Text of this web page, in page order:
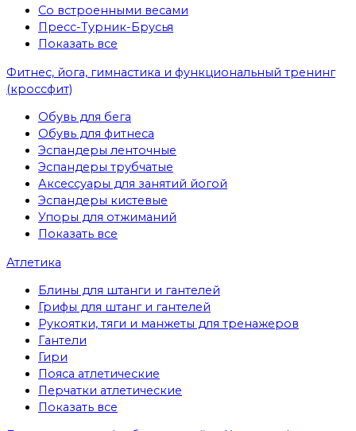
Со встроенными весами
Пресс-Турник-Брусья
Показать все
Фитнес, йога, гимнастика и функциональный тренинг
(кроссфит)
Обувь для бега
Обувь для фитнеса
Эспандеры ленточные
Эспандеры трубчатые
Аксессуары для занятий йогой
Эспандеры кистевые
Упоры для отжиманий
Показать все
Атлетика
Блины для штанги и гантелей
Грифы для штанг и гантелей
Рукоятки, тяги и манжеты для тренажеров
Гантели
Гири
Пояса атлетические
Перчатки атлетические
Показать все